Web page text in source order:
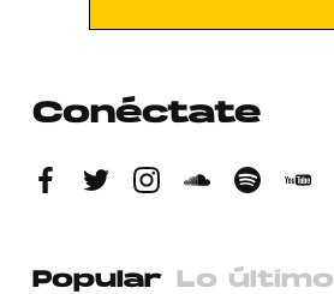
Conéctate
Popular Lo último